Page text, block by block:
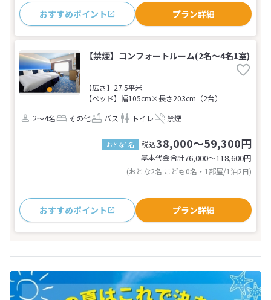
おすすめポイント プラン詳細
【禁煙】コンフォートルーム(2名～4名1室)
【広さ】27.5平米
【ベッド】幅105cm×長さ203cm（2台）
2～4名
その他 バス トイレ 禁煙
おとな1名 税込38,000～59,300円
基本代金合計76,000〜118,600円
(おとな2名 こども0名・1部屋/1泊2日)
おすすめポイント プラン詳細